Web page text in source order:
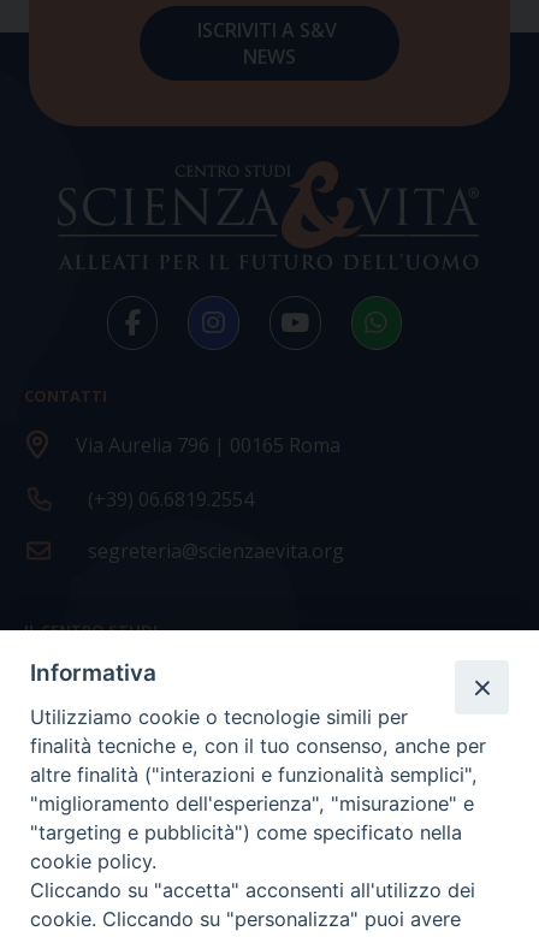
CONTATTI
Via Aurelia 796 | 00165 Roma
(+39) 06.6819.2554
segreteria@scienzaevita.org
IL CENTRO STUDI
La nostra storia
Statuto
Presidenza e ufficio presidenza
Consiglio scientifico
Coordinamento nazionale
Informativa
Utilizziamo cookie o tecnologie simili per
finalità tecniche e, con il tuo consenso, anche per
altre finalità ("interazioni e funzionalità semplici",
"miglioramento dell'esperienza", "misurazione" e
"targeting e pubblicità") come specificato nella
cookie policy.
Cliccando su "accetta" acconsenti all'utilizzo dei
cookie. Cliccando su "personalizza" puoi avere